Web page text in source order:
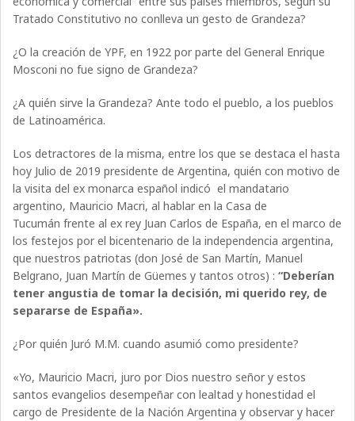
Tratado Constitutivo no conlleva un gesto de Grandeza?
¿O la creación de YPF, en 1922 por parte del General Enrique
Mosconi no fue signo de Grandeza?
¿A quién sirve la Grandeza? Ante todo el pueblo, a los pueblos
de Latinoamérica.
Los detractores de la misma, entre los que se destaca el hasta
hoy Julio de 2019 presidente de Argentina, quién con motivo de
la visita del ex monarca español indicó el mandatario
argentino, Mauricio Macri, al hablar en la Casa de
Tucumán frente al ex rey Juan Carlos de España, en el marco de
los festejos por el bicentenario de la independencia argentina,
que nuestros patriotas (don José de San Martín, Manuel
Belgrano, Juan Martín de Güemes y tantos otros) :“Deberían
tener angustia de tomar la decisión, mi querido rey, de
separarse de España».
¿Por quién Juró M.M. cuando asumió como presidente?
«Yo, Mauricio Macri, juro por Dios nuestro señor y estos
santos evangelios desempeñar con lealtad y honestidad el
cargo de Presidente de la Nación Argentina y observar y hacer